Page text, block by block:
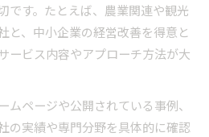
です。たとえば、農業関連や観光
と、中小企業の経営改善を得意と
ービス内容やアプローチ方法が大
ムページや公開されている事例、
の実績や専門分野を具体的に確認